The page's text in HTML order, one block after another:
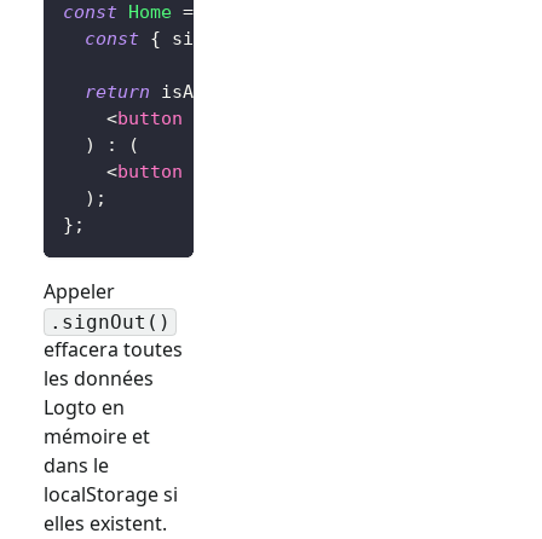
const Home =
const { signIn
return isAuthenticated
<button
)
:
(
<button
) ;
} ;
Appeler
.signOut()
effacera toutes
les données
Logto en
mémoire et
dans le
localStorage si
elles existent.